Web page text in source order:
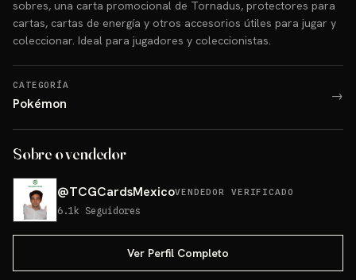
sobres, una carta promocional de Tornadus, protectores para
cartas, cartas de energía y otros accesorios útiles para jugar y
coleccionar. Ideal para jugadores y coleccionistas.
CATEGORÍA
Pokémon →
Sobre o vendedor
@TCGCardsMexicoVENDEDOR VERIFICADO
6.1k Seguidores
Ver Perfil Completo